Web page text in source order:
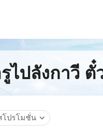
ไปลังกาวี
โปรโมชั่น expand_more